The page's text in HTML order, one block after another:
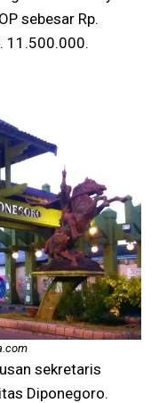
sebesar Rp.
11.500.000.
sekretaris
Diponegoro.